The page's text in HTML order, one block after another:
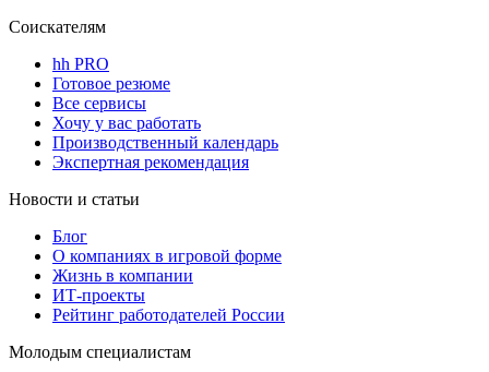
Соискателям
hh PRO
Готовое резюме
Все сервисы
Хочу у вас работать
Производственный календарь
Экспертная рекомендация
Новости и статьи
Блог
О компаниях в игровой форме
Жизнь в компании
ИТ-проекты
Рейтинг работодателей России
Молодым специалистам